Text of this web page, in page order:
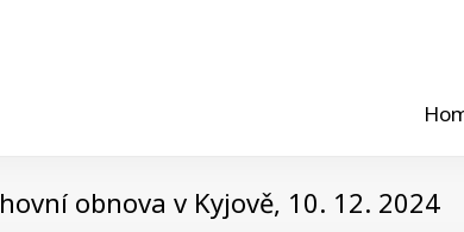
obnova v Kyjově, 10. 12. 2024